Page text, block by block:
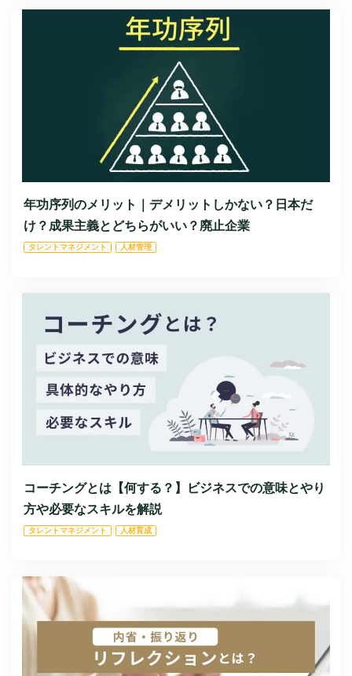
年功序列のメリット｜デメリットしかない？日本だ
け？成果主義とどちらがいい？廃止企業
タレントマネジメント 人材管理
コーチングとは【何する？】ビジネスでの意味とやり
方や必要なスキルを解説
タレントマネジメント 人材育成